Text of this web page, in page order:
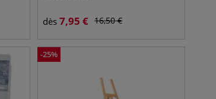
dès 7,95 € 16,50€
-25%